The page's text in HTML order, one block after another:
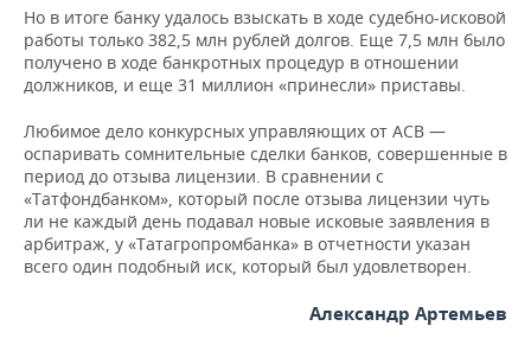
Но в итоге банку удалось взыскать в ходе судебно-исковой
работы только 382,5 млн рублей долгов. Еще 7,5 млн было
получено в ходе банкротных процедур в отношении
должников, и еще 31 миллион «принесли» приставы.
Любимое дело конкурсных управляющих от АСВ —
оспаривать сомнительные сделки банков, совершенные в
период до отзыва лицензии. В сравнении с
«Татфондбанком», который после отзыва лицензии чуть
ли не каждый день подавал новые исковые заявления в
арбитраж, у «Татагропромбанка» в отчетности указан
всего один подобный иск, который был удовлетворен.
Александр Артемьев